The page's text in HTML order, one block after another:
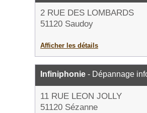
2 RUE DES LOMBARDS
51120 Saudoy
Afficher les détails
Infiniphonie - Dépannage
11 RUE LEON JOLLY
51120 Sézanne